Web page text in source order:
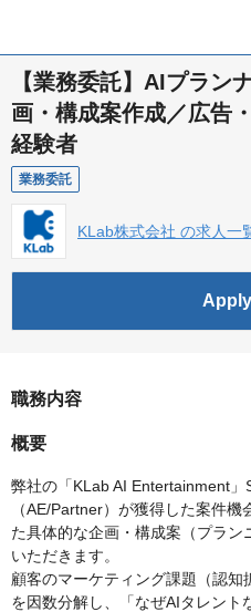
【業務委託】AIプラン
画・構成案作成／広告
経験者
業務委託
KLab株式会社 の求人一
職務内容
概要
弊社の「KLab AI Entertainment
（AE/Partner）が獲得した案件
た具体的な企画・構成案（プラ
いただきます。
顧客のマーケティング課題（認知
を因数分解し、「なぜAIタレント